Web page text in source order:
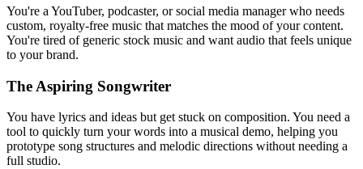
You're a YouTuber, podcaster, or social media manager who needs
custom, royalty-free music that matches the mood of your content.
You're tired of generic stock music and want audio that feels unique
to your brand.
The Aspiring Songwriter
You have lyrics and ideas but get stuck on composition. You need a
tool to quickly turn your words into a musical demo, helping you
prototype song structures and melodic directions without needing a
full studio.